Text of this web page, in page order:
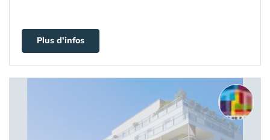
Plus d'infos